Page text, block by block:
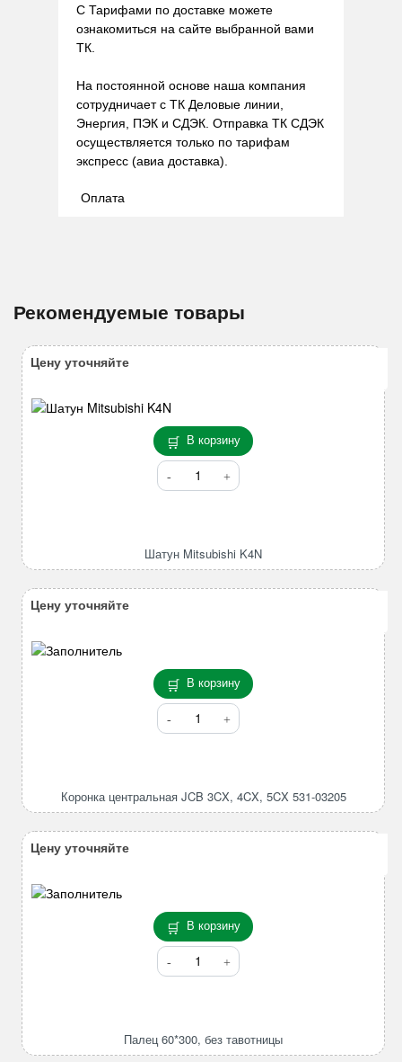
С Тарифами по доставке можете
ознакомиться на сайте выбранной вами
ТК.
На постоянной основе наша компания
сотрудничает с ТК Деловые линии,
Энергия, ПЭК и СДЭК. Отправка ТК СДЭК
осуществляется только по тарифам
экспресс (авиа доставка).
Оплата
Рекомендуемые товары
В корзину
Количество
товара
Шатун Mitsubishi K4N
Цену уточняйте
В корзину
Количество
товара
3CX,
Коронка центральная JCB 3CX, 4CX, 5CX 531-03205
Цену уточняйте
В корзину
Количество
товара
тавотницы
Палец 60*300, без тавотницы
Цену уточняйте